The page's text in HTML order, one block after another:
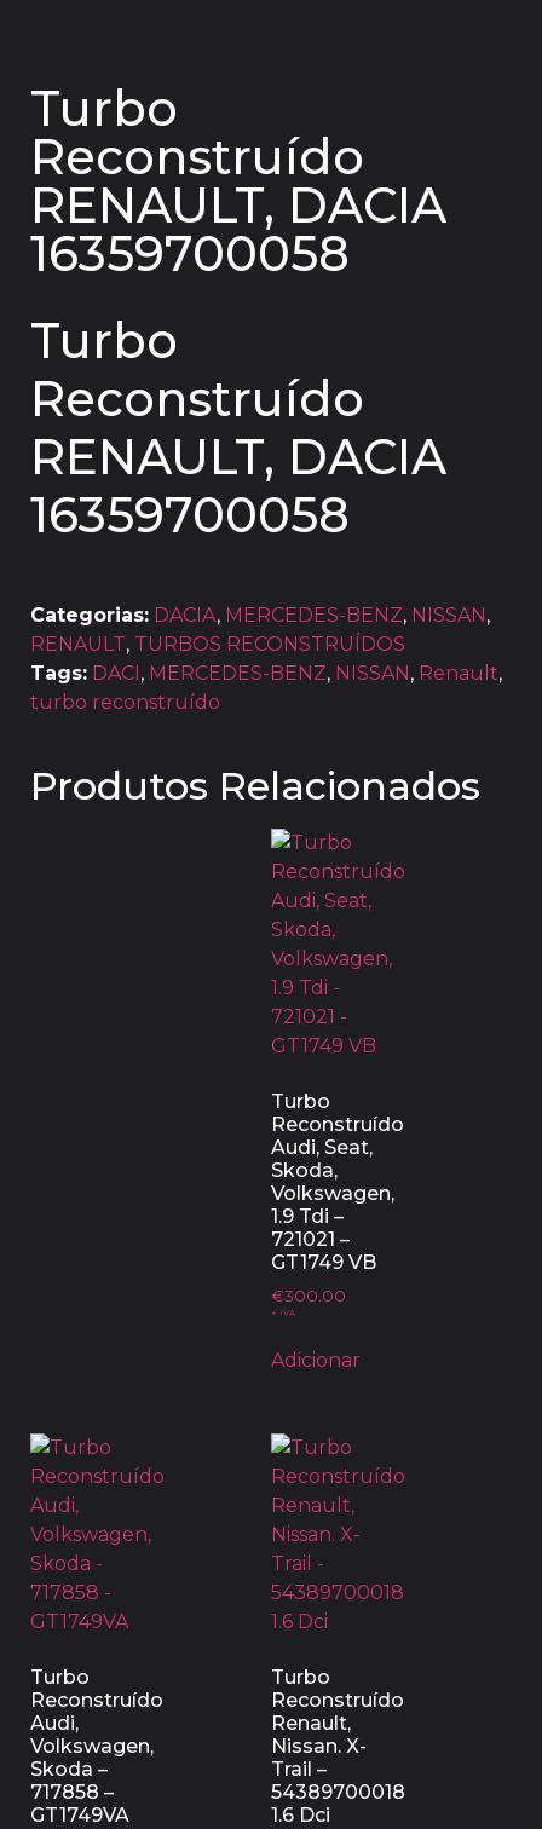
Turbo
Reconstruído
RENAULT, DACIA
16359700058
Turbo
Reconstruído
RENAULT, DACIA
16359700058
Categorias: DACIA, MERCEDES-BENZ, NISSAN,
RENAULT, TURBOS RECONSTRUÍDOS
Tags: DACI, MERCEDES-BENZ, NISSAN, Renault,
turbo reconstruído
Produtos Relacionados
Turbo
Reconstruído
Audi, Seat,
Skoda,
Volkswagen,
1.9 Tdi –
721021 –
GT1749 VB
€300.00
+ IVA
Adicionar
Turbo
Reconstruído
Audi,
Volkswagen,
Skoda –
717858 –
GT1749VA
Turbo
Reconstruído
Renault,
Nissan. X-
Trail –
54389700018
1.6 Dci